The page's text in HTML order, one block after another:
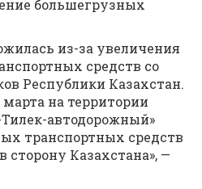
большегрузных
из-за увеличения
средств со
Республики Казахстан.
марта на территории
автодорожный»
транспортных средств
Казахстана», —